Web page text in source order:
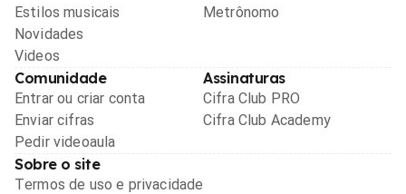
Estilos musicais
Novidades
Videos
Metrônomo
Comunidade
Entrar ou criar conta
Enviar cifras
Pedir videoaula
Assinaturas
Cifra Club PRO
Cifra Club Academy
Sobre o site
Termos de uso e privacidade